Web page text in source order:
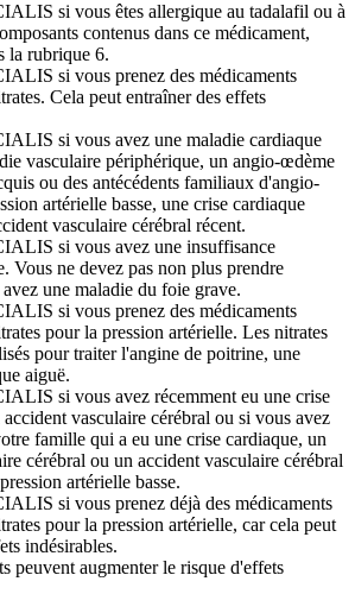
si vous êtes allergique au tadalafil ou à
contenus dans ce médicament,
la rubrique 6.
si vous prenez des médicaments
Cela peut entraîner des effets
si vous avez une maladie cardiaque
vasculaire périphérique, un angio-œdème
ou des antécédents familiaux d'angio-
artérielle basse, une crise cardiaque
vasculaire cérébral récent.
si vous avez une insuffisance
Vous ne devez pas non plus prendre
une maladie du foie grave.
si vous prenez des médicaments
pour la pression artérielle. Les nitrates
pour traiter l'angine de poitrine, une
aiguë.
si vous avez récemment eu une crise
vasculaire cérébral ou si vous avez
famille qui a eu une crise cardiaque, un
cérébral ou un accident vasculaire cérébral
artérielle basse.
si vous prenez déjà des médicaments
pour la pression artérielle, car cela peut
indésirables.
peuvent augmenter le risque d'effets